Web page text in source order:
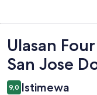
Ulasan
Ulasan
San Jose
9,0 Istimewa